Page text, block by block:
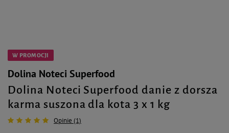
W PROMOCJI
Dolina Noteci Superfood
Dolina Noteci Superfood danie z dorsza
karma suszona dla kota 3 x 1 kg
Opinie (1)